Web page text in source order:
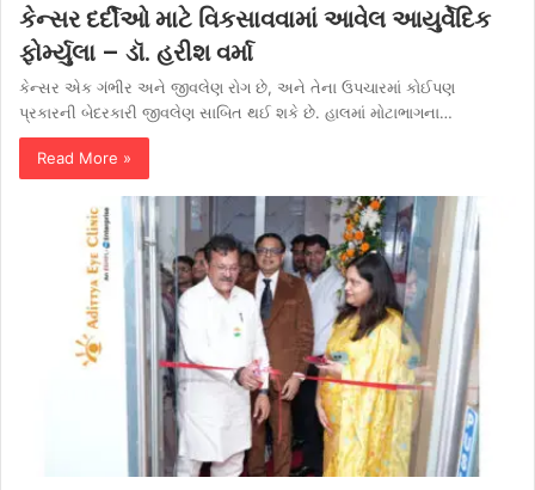
કેન્સર દર્દીઓ માટે વિકસાવવામાં આવેલ આયુર્વેદિક
ફોર્મ્યુલા – ડૉ. હરીશ વર્મા
કેન્સર એક ગંભીર અને જીવલેણ રોગ છે, અને તેના ઉપચારમાં કોઈપણ
પ્રકારની બેદરકારી જીવલેણ સાબિત થઈ શકે છે. હાલમાં મોટાભાગના…
Read More »